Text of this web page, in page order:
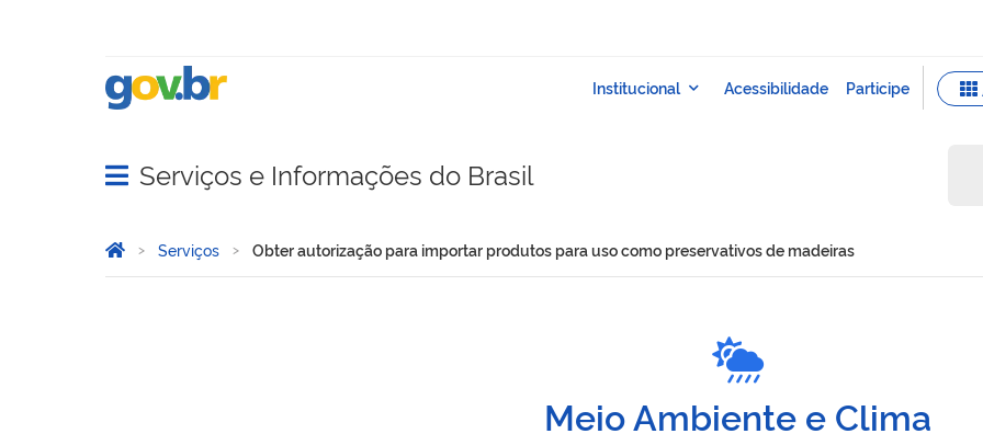
Abrir menu principal de navegação
Serviços e Informações do Brasil
Você está aqui:
Página Inicial
Serviços Obter autorização para importar produtos para uso como preservativos de madeiras
Meio Ambiente e Clima